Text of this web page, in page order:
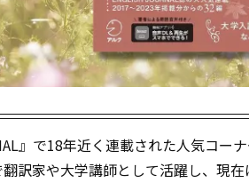
』で18年近く連載された人気コー
訳家や大学講師として活躍し、現